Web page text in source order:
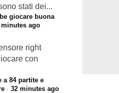
stati dei...
giocare buona
minutes ago
right
con
a 84 partite e
· 32 minutes ago